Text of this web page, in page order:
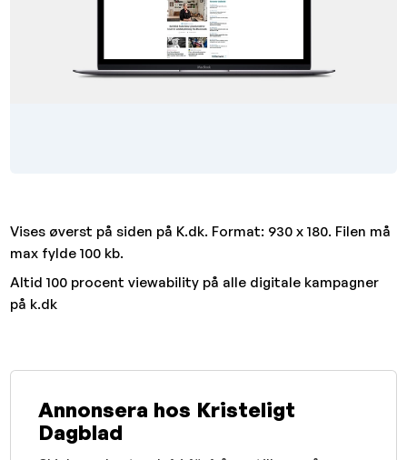
Vises øverst på siden på K.dk. Format: 930 x 180. Filen må
max fylde 100 kb.
Altid 100 procent viewability på alle digitale kampagner
på k.dk
Annonsera hos Kristeligt
Dagblad